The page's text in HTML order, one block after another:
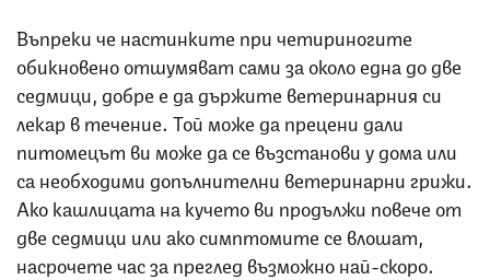
Въпреки че настинките при четириногите
обикновено отшумяват сами за около една до две
седмици, добре е да държите ветеринарния си
лекар в течение. Той може да прецени дали
питомецът ви може да се възстанови у дома или
са необходими допълнителни ветеринарни грижи.
Ако кашлицата на кучето ви продължи повече от
две седмици или ако симптомите се влошат,
насрочете час за преглед възможно най-скоро.